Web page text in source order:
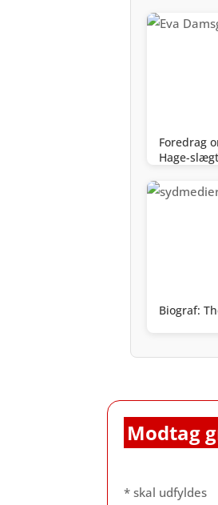
Foredrag
Hage-slægt
Biograf:
Modtag
* skal udfyldes